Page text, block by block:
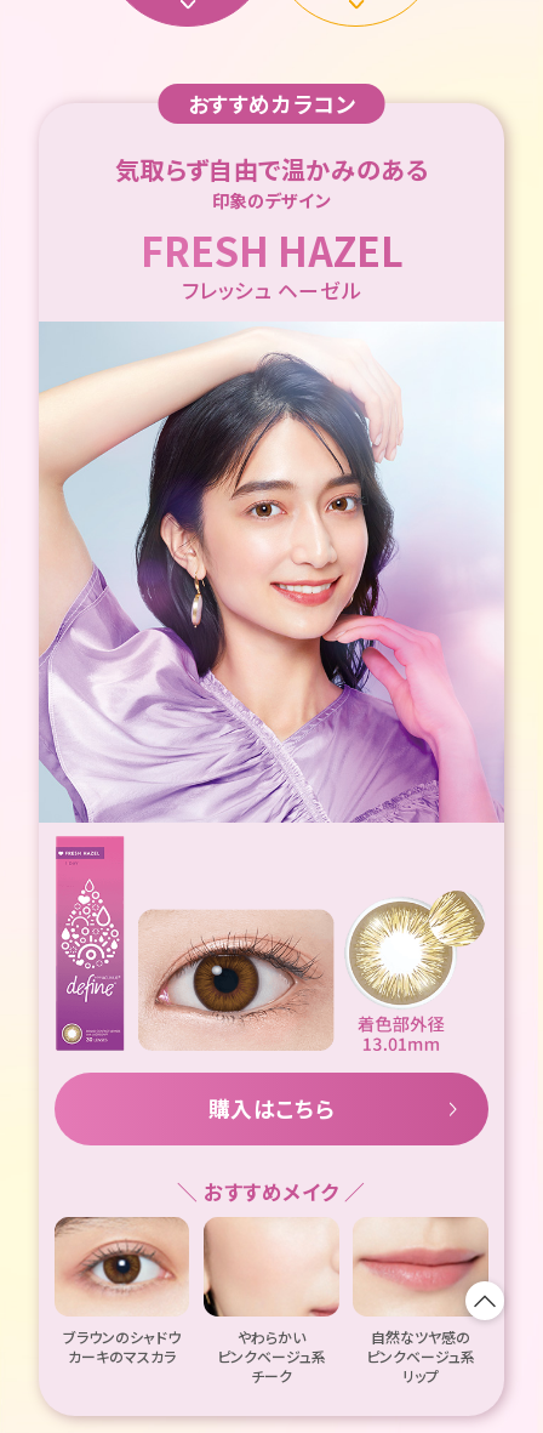
おすすめカラコン
気取らず自由で温かみのある
印象のデザイン
FRESH HAZEL
フレッシュ ヘーゼル
購入はこちら
＼ おすすめメイク ／
ブラウンのシャドウ
カーキのマスカラ
やわらかい
ピンクベージュ系
チーク
自然なツヤ感の
ピンクベージュ系
リップ